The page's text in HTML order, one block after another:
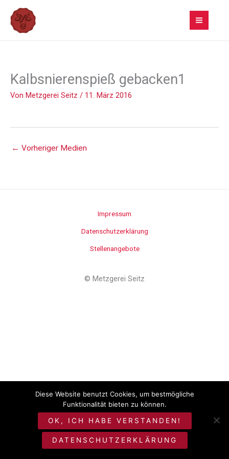
Inhalt
springen
Kalbsnierenspieß gebacken1
Von Metzgerei Seitz / 11. März 2016
← Vorheriger Medien
Impressum
Datenschutzerklärung
Stellenangebote
© Metzgerei Seitz
Diese Website benutzt Cookies, um bestmögliche
Funktionalität bieten zu können.
OK, ICH HABE VERSTANDEN!
DATENSCHUTZERKLÄRUNG